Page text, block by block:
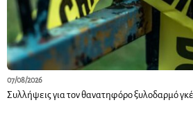
07/08/2026
Συλλήψεις για τον θανατηφόρο ξυλοδαρμό